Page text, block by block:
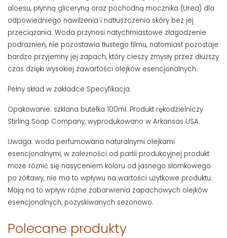
aloesu, płynną gliceryną oraz pochodną mocznika (Urea) dla
odpowiedniego nawilżenia i natłuszczenia skóry bez jej
przeciążania. Woda przynosi natychmiastowe złagodzenie
podrażnień, nie pozostawia tłustego filmu, natomiast pozostaje
bardzo przyjemny jej zapach, który cieszy zmysły przez dłuższy
czas dzięki wysokiej zawartości olejków esencjonalnych.
Pełny skład w zakładce Specyfikacja.
Opakowanie: szklana butelka 100ml. Produkt rękodzielniczy
Stirling Soap Company, wyprodukowano w Arkansas USA.
Uwaga: woda perfumowana naturalnymi olejkami
esencjonalnymi, w zależności od partii produkcyjnej produkt
może różnić się nasyceniem koloru od jasnego słomkowego
po żółtawy, nie ma to wpływu na wartości użytkowe produktu.
Mają na to wpływ różne zabarwienia zapachowych olejków
esencjonalnych, pozyskiwanych sezonowo.
Polecane produkty